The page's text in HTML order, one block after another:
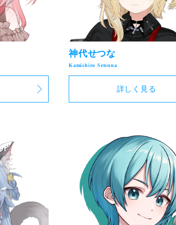
神代せつな
詳しく見る